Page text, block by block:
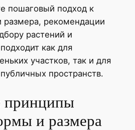
пошаговый подход к
рекомендации
растений и
как для
участков, так и для
пространств.
принципы
и размера